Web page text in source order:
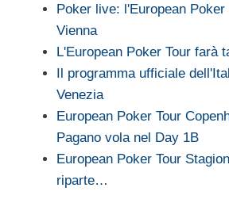
Poker live: l'European Poker
Vienna
L'European Poker Tour farà
Il programma ufficiale
Venezia
European Poker Tour
Pagano vola nel Day 1B
European Poker Tour
riparte…